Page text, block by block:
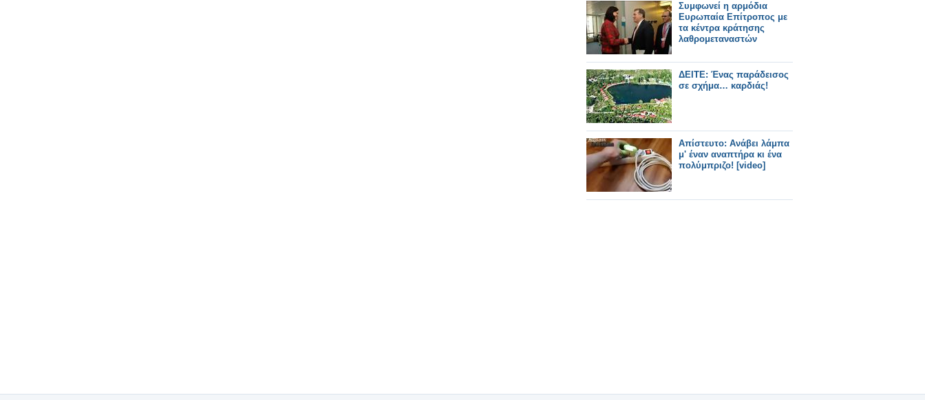
Συμφωνεί η αρμόδια
Ευρωπαία Επίτροπος με
τα κέντρα κράτησης
λαθρομεταναστών
ΔΕΙΤΕ: Ένας παράδεισος
σε σχήμα… καρδιάς!
Απίστευτο: Ανάβει λάμπα
μ' έναν αναπτήρα κι ένα
πολύμπριζο! [video]